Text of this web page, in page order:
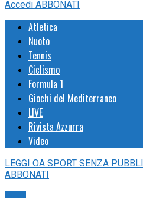
Accedi ABBONATI
Atletica
Nuoto
Tennis
Ciclismo
Formula 1
Giochi del Mediterraneo
LIVE
Rivista Azzurra
Video
LEGGI OA SPORT SENZA
ABBONATI